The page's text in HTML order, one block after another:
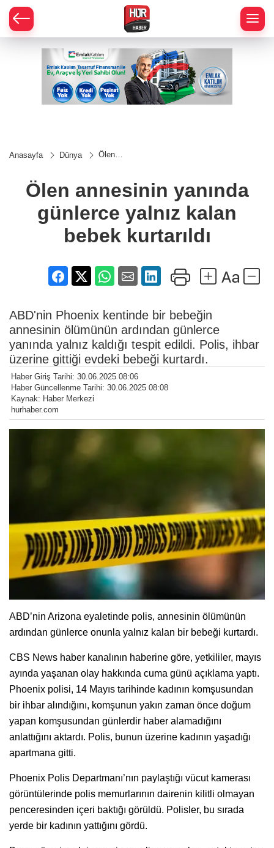
Anasayfa Dünya
Ölen
yalnız
bebek
kurtarıldı
Ölen annesinin yanında
günlerce yalnız kalan
bebek kurtarıldı
ABD'nin Phoenix kentinde bir bebeğin
annesinin ölümünün ardından günlerce
yanında yalnız kaldığı tespit edildi. Polis, ihbar
üzerine gittiği evdeki bebeği kurtardı.
Haber Giriş Tarihi: 30.06.2025 08:06
Haber Güncellenme Tarihi: 30.06.2025 08:08
Kaynak: Haber Merkezi
hurhaber.com
ABD’nin Arizona eyaletinde polis, annesinin ölümünün
ardından günlerce onunla yalnız kalan bir bebeği kurtardı.
CBS News haber kanalının haberine göre, yetkililer, mayıs
ayında yaşanan olay hakkında cuma günü açıklama yaptı.
Phoenix polisi, 14 Mayıs tarihinde kadının komşusundan
bir ihbar alındığını, komşunun yakın zaman önce doğum
yapan komşusundan günlerdir haber alamadığını
anlattığını aktardı. Polis, bunun üzerine kadının yaşadığı
apartmana gitti.
Phoenix Polis Departmanı’nın paylaştığı vücut kamerası
görüntülerinde polis memurlarının dairenin kilitli olmayan
penceresinden içeri baktığı görüldü. Polisler, bu sırada
yerde bir kadının yattığını gördü.